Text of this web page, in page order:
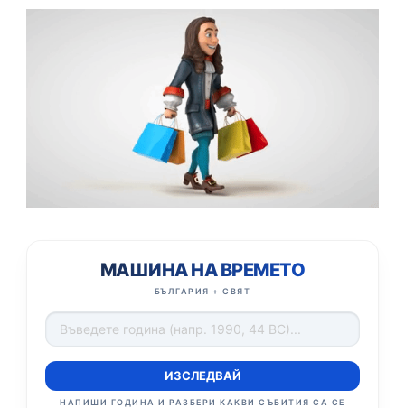
МАШИНА НА ВРЕМЕТО
БЪЛГАРИЯ + СВЯТ
ИЗСЛЕДВАЙ
НАПИШИ ГОДИНА И РАЗБЕРИ КАКВИ СЪБИТИЯ СА СЕ